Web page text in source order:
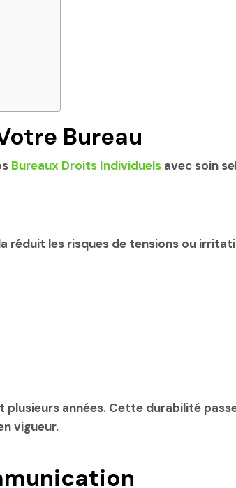
Bureau
Bureaux Droits Individuels avec soin
réduit les risques de tensions ou
années. Cette durabilité
vigueur.